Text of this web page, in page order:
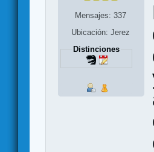
Mensajes: 337
Ubicación: Jerez
Distinciones